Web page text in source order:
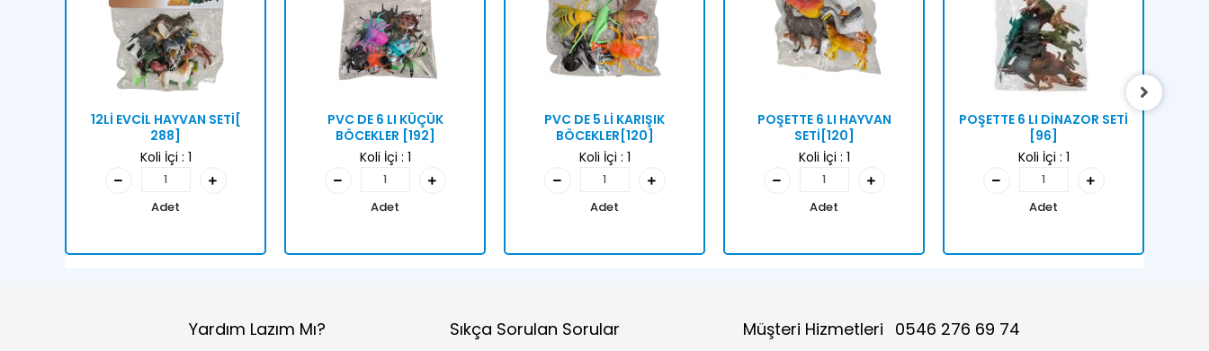
12Lİ EVCİL HAYVAN SETİ[
288]
Koli İçi : 1
Adet
PVC DE 6 LI KÜÇÜK
BÖCEKLER [192]
Koli İçi : 1
Adet
PVC DE 5 Lİ KARIŞIK
BÖCEKLER[120]
Koli İçi : 1
Adet
POŞETTE 6 LI HAYVAN
SETİ[120]
Koli İçi : 1
Adet
POŞETTE 6 LI DİNAZOR SETİ
[96]
Koli İçi : 1
Adet
Yardım Lazım Mı? Sıkça Sorulan Sorular Müşteri Hizmetleri 0546 276 69 74